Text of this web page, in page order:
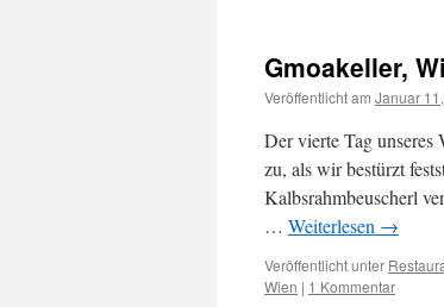
Gmoakeller,
Veröffentlicht am Januar
Der vierte Tag
zu, als wir bestürzt
Kalbsrahmbeuscherl
… Weiterlesen →
Veröffentlicht unter
Wien | 1 Kommentar